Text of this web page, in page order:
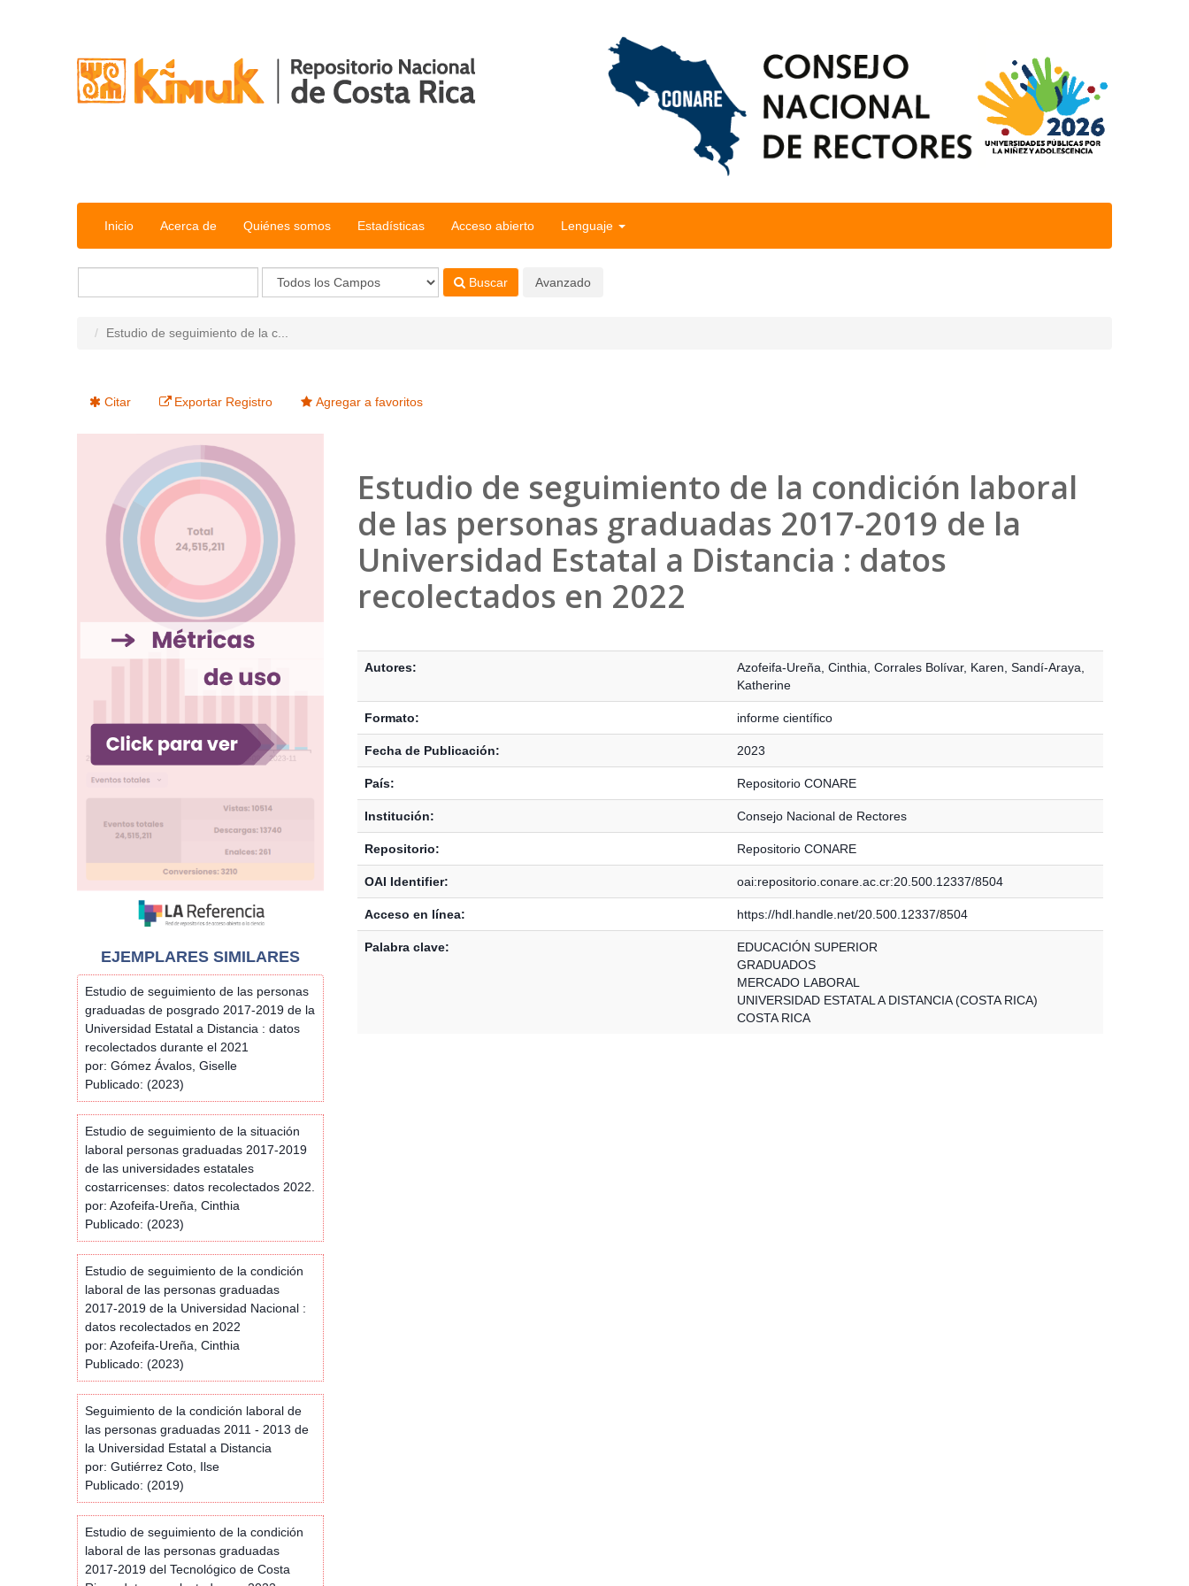
Inicio Acerca de Quiénes somos Estadísticas Acceso abierto Lenguaje
Buscar Avanzado
Estudio de seguimiento de la c...
Citar Exportar Registro Agregar a favoritos
Estudio de seguimiento de la condición laboral
de las personas graduadas 2017-2019 de la
Universidad Estatal a Distancia : datos
recolectados en 2022
Autores: Azofeifa-Ureña, Cinthia Corrales Bolívar, Karen Sandí-Araya,
Katherine
Formato: informe científico
Fecha de Publicación: 2023
País: Repositorio CONARE
Institución: Consejo Nacional de Rectores
Repositorio: Repositorio CONARE
OAI Identifier: oai:repositorio.conare.ac.cr:20.500.12337/8504
Acceso en línea: https://hdl.handle.net/20.500.12337/8504
Palabra clave:
EDUCACIÓN SUPERIOR
GRADUADOS
MERCADO LABORAL
UNIVERSIDAD ESTATAL A DISTANCIA (COSTA RICA)
COSTA RICA
EJEMPLARES SIMILARES
Estudio de seguimiento de las personas
graduadas de posgrado 2017-2019 de la
Universidad Estatal a Distancia : datos
recolectados durante el 2021
por: Gómez Ávalos, Giselle
Publicado: (2023)
Estudio de seguimiento de la situación
laboral personas graduadas 2017-2019
de las universidades estatales
costarricenses: datos recolectados 2022.
por: Azofeifa-Ureña, Cinthia
Publicado: (2023)
Estudio de seguimiento de la condición
laboral de las personas graduadas
2017-2019 de la Universidad Nacional :
datos recolectados en 2022
por: Azofeifa-Ureña, Cinthia
Publicado: (2023)
Seguimiento de la condición laboral de
las personas graduadas 2011 - 2013 de
la Universidad Estatal a Distancia
por: Gutiérrez Coto, Ilse
Publicado: (2019)
Estudio de seguimiento de la condición
laboral de las personas graduadas
2017-2019 del Tecnológico de Costa